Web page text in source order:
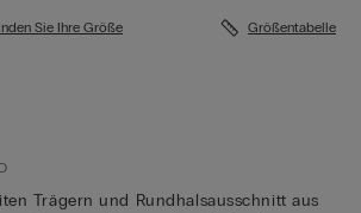
Sie Ihre Größe Größentabelle
Trägern und Rundhalsausschnitt aus